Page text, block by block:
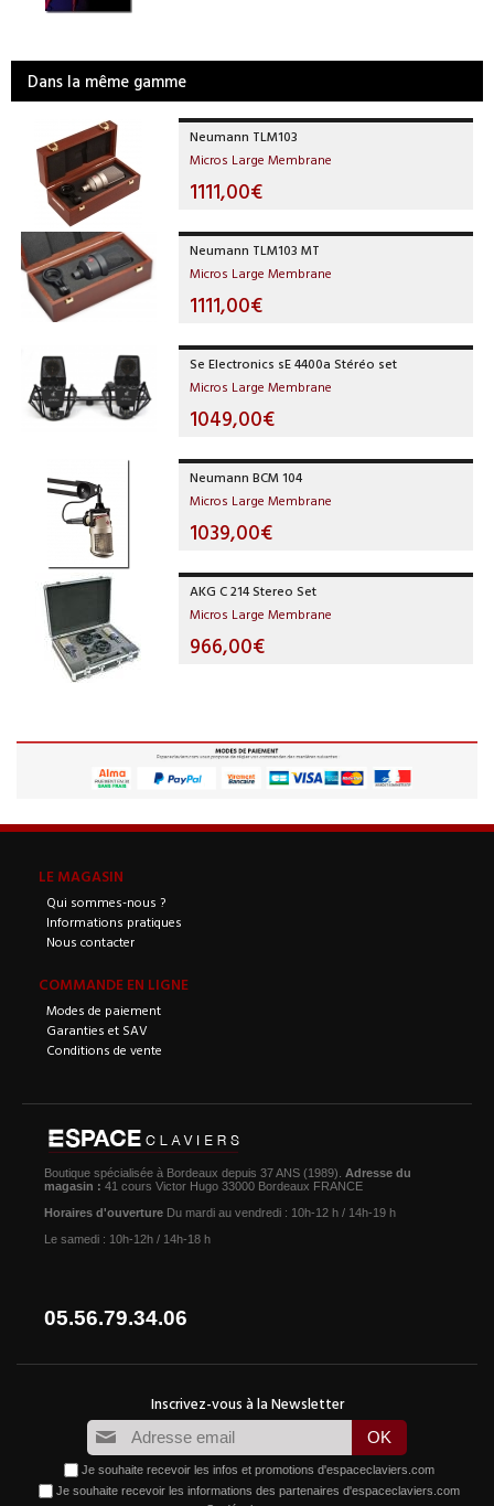
Dans la même gamme
Neumann TLM103
Micros Large Membrane
1111,00€
Neumann TLM103 MT
Micros Large Membrane
1111,00€
Se Electronics sE 4400a Stéréo set
Micros Large Membrane
1049,00€
Neumann BCM 104
Micros Large Membrane
1039,00€
AKG C 214 Stereo Set
Micros Large Membrane
966,00€
LE MAGASIN
Qui sommes-nous ?
Informations pratiques
Nous contacter
COMMANDE EN LIGNE
Modes de paiement
Garanties et SAV
Conditions de vente
Boutique spécialisée à Bordeaux depuis 37 ANS (1989). Adresse du
magasin : 41 cours Victor Hugo 33000 Bordeaux FRANCE
Horaires d'ouverture Du mardi au vendredi : 10h-12 h / 14h-19 h
Le samedi : 10h-12h / 14h-18 h
05.56.79.34.06
Je souhaite recevoir les infos et promotions d'espaceclaviers.com
Je souhaite recevoir les informations des partenaires d'espaceclaviers.com